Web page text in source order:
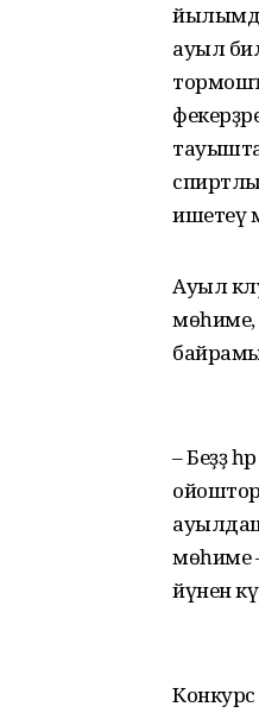
ауыл
ишетеү
Ауыл
мөһиме,
– Беҙҙә
мөһиме
йүнен